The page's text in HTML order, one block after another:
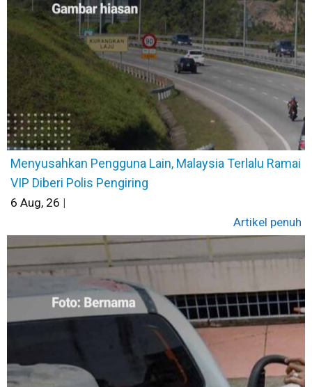
Menyusahkan Pengguna Lain, Malaysia Terlalu Ramai
VIP Diberi Polis Pengiring
6 Aug, 26 |
Artikel penuh